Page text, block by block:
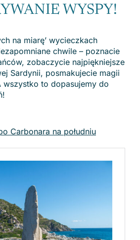
WYSPY!
na miarę’ wycieczkach
chwile – poznacie
zobaczycie najpiękniejsze
Sardynii, posmakujecie magii
wszystko to dopasujemy do
Carbonara na południu